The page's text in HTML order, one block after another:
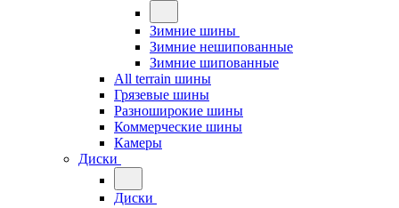
Зимние шины
Зимние нешипованные
Зимние шипованные
All terrain шины
Грязевые шины
Разноширокие шины
Коммерческие шины
Камеры
Диски
Диски